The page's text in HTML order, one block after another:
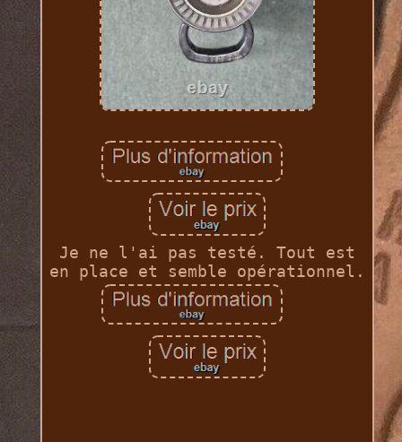
Je ne l'ai pas testé. Tout est
en place et semble opérationnel.